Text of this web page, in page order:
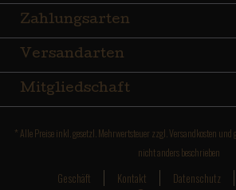
Zahlungsarten
Versandarten
Mitgliedschaft
* Alle Preise inkl. gesetzl. Mehrwertsteuer zzgl. Versandkosten und
nicht anders beschrieben
Geschäft Kontakt Datenschutz